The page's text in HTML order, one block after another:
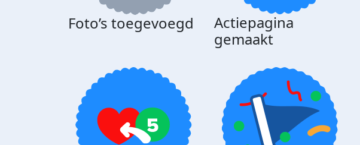
Foto’s toegevoegd
Actiepagina
gemaakt